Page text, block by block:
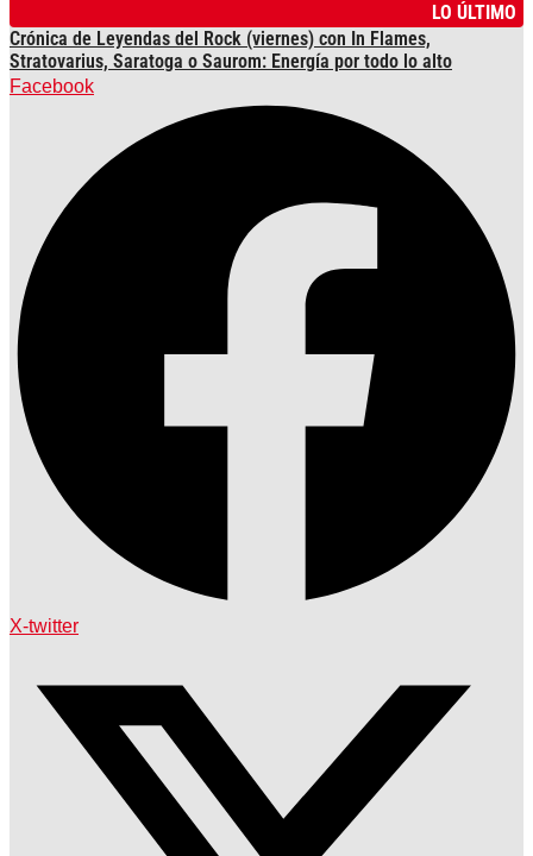
LO ÚLTIMO
Crónica de Leyendas del Rock (viernes) con In Flames,
Stratovarius, Saratoga o Saurom: Energía por todo lo alto
Facebook
X-twitter